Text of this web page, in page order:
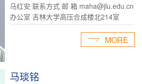
马红安 联系方式 邮 箱 maha@jlu.edu.cn
办公室 吉林大学高压合成楼北214室
+86-431-85168881 研究方向 高温高压
下合成超硬与新型功能材料 实验室 吉林
大学高压合成实验室 主 页
MORE
马琰铭